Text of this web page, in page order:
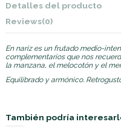
Detalles del producto
Reviews(0)
En nariz es un frutado medio-
complementarios que nos
la manzana, el melocotóny el
Equilibrado y armónico.
También podría